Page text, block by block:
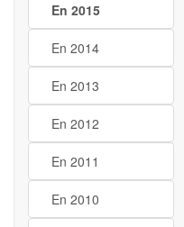
En 2015
En 2014
En 2013
En 2012
En 2011
En 2010